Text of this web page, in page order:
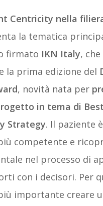
Centricity nella
la tematica
firmato IKN Italy, che
la prima edizione del
, novità nata per
in tema di
Strategy. Il paziente
competente e
nel processo di
con i decisori. Per
importante creare